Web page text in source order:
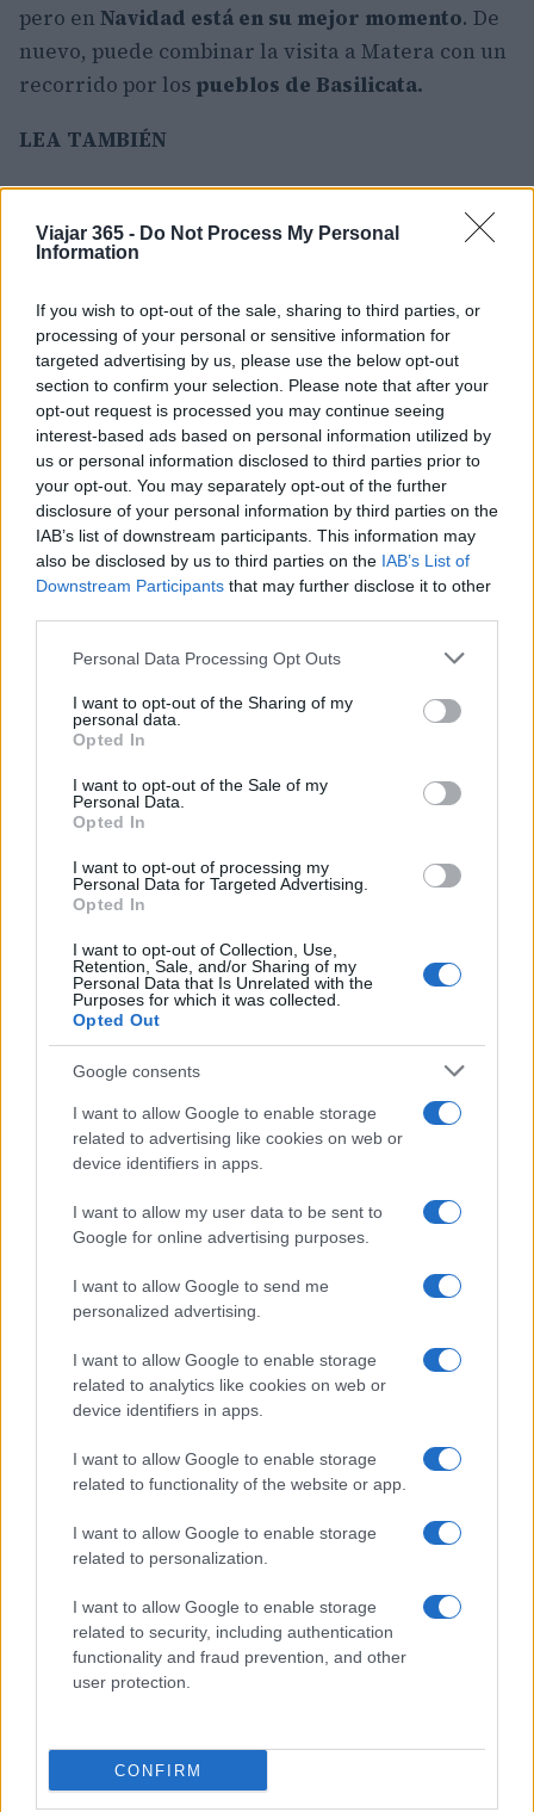
Viajar 365 - Do Not Process My Personal
Information
If you wish to opt-out of the sale, sharing to third parties, or
processing of your personal or sensitive information for
targeted advertising by us, please use the below opt-out
section to confirm your selection. Please note that after your
opt-out request is processed you may continue seeing
interest-based ads based on personal information utilized by
us or personal information disclosed to third parties prior to
your opt-out. You may separately opt-out of the further
disclosure of your personal information by third parties on the
IAB’s list of downstream participants. This information may
also be disclosed by us to third parties on the IAB’s List of
Downstream Participants that may further disclose it to other
Please note that this website/app uses one or more Google
not limited to your visit or usage behaviour. You may click to
grant or deny consent to Google and its third-party tags to
use your data for below specified purposes in below Google
consent section.
Personal Data Processing Opt Outs
I want to opt-out of the Sharing of my
personal data.
Opted In
I want to opt-out of the Sale of my
Personal Data.
Opted In
I want to opt-out of processing my
Personal Data for Targeted Advertising.
Opted In
I want to opt-out of Collection, Use,
Retention, Sale, and/or Sharing of my
Personal Data that Is Unrelated with the
Purposes for which it was collected.
Opted Out
Google consents
I want to allow Google to enable storage
related to advertising like cookies on web or
device identifiers in apps.
I want to allow my user data to be sent to
Google for online advertising purposes.
I want to allow Google to send me
personalized advertising.
I want to allow Google to enable storage
related to analytics like cookies on web or
device identifiers in apps.
I want to allow Google to enable storage
related to functionality of the website or app.
I want to allow Google to enable storage
related to personalization.
I want to allow Google to enable storage
related to security, including authentication
functionality and fraud prevention, and other
user protection.
CONFIRM
pero en Navidad está en su mejor momento. De
nuevo, puede combinar la visita a Matera con un
recorrido por los pueblos de Basilicata.
LEA TAMBIÉN
Mercado de Navidad de Bolzano 2021: una
experiencia que no debe perderse
AUTOR
Redacción Viajar365.com
Sigue leyendo
EUROPA
Explora Journeys presenta el Explora III, el crucero
de lujo propulsado por GNL
Lucía Marín · 6 Ago 2026
EUROPA